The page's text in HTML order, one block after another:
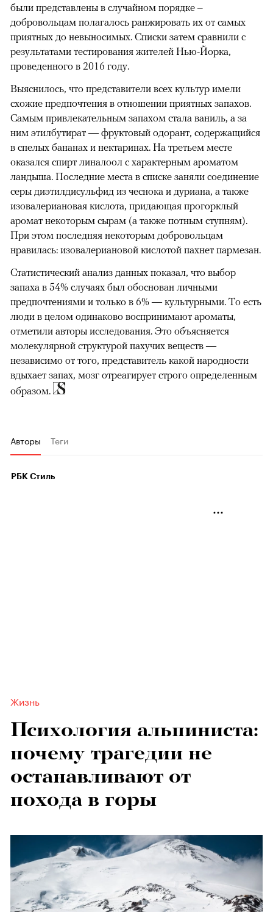
были представлены в случайном порядке –
добровольцам полагалось ранжировать их от самых
приятных до невыносимых. Списки затем сравнили с
результатами тестирования жителей Нью-Йорка,
проведенного в 2016 году.
Выяснилось, что представители всех культур имели
схожие предпочтения в отношении приятных запахов.
Самым привлекательным запахом стала ваниль, а за
ним этилбутират — фруктовый одорант, содержащийся
в спелых бананах и нектаринах. На третьем месте
оказался спирт линалоол с характерным ароматом
ландыша. Последние места в списке заняли соединение
серы диэтилдисульфид из чеснока и дуриана, а также
изовалериановая кислота, придающая прогорклый
аромат некоторым сырам (а также потным ступням).
При этом последняя некоторым добровольцам
нравилась: изовалериановой кислотой пахнет пармезан.
Статистический анализ данных показал, что выбор
запаха в 54% случаях был обоснован личными
предпочтениями и только в 6% — культурными. То есть
люди в целом одинаково воспринимают ароматы,
отметили авторы исследования. Это объясняется
молекулярной структурой пахучих веществ —
независимо от того, представитель какой народности
вдыхает запах, мозг отреагирует строго определенным
образом.
Авторы Теги
РБК Стиль
Жизнь
Психология альпиниста:
почему трагедии не
останавливают от
похода в горы